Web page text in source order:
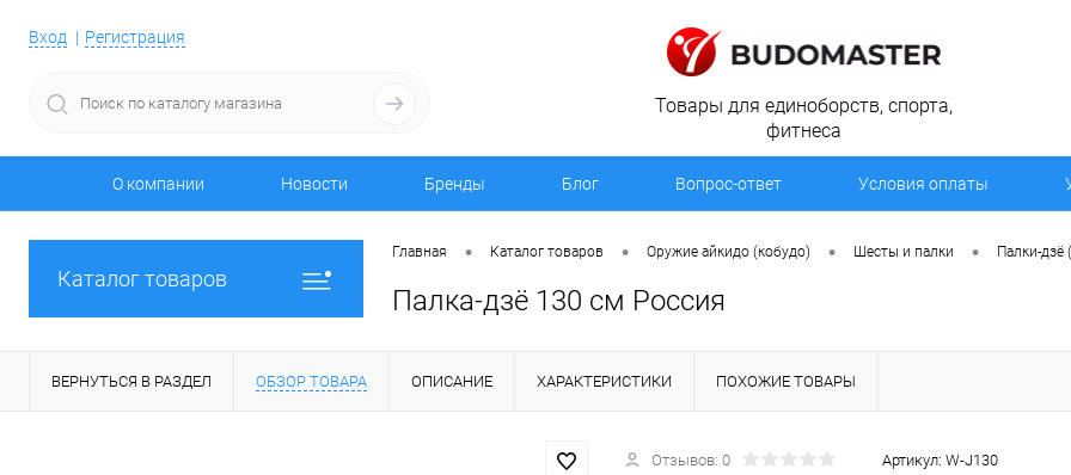
Вход Регистрация
Товары для единоборств, спорта,
фитнеса
О компании Новости Бренды Блог Вопрос-ответ Условия оплаты
Каталог товаров
Главная • Каталог товаров • Оружие айкидо (кобудо) • Шесты и палки • Палки-дзё
Палка-дзё 130 см Россия
ВЕРНУТЬСЯ В РАЗДЕЛ ОБЗОР ТОВАРА ОПИСАНИЕ ХАРАКТЕРИСТИКИ ПОХОЖИЕ ТОВАРЫ
Отзывов: 0 Артикул: W-J130